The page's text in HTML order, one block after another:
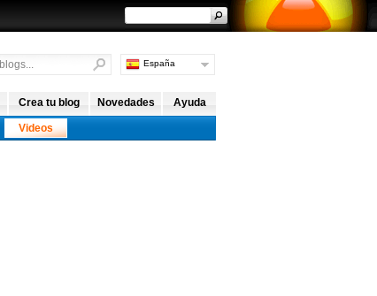
España
Internacional
Crea tu blog Novedades Ayuda
Videos